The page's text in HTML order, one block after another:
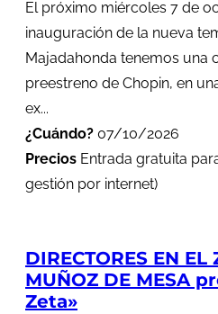
El próximo miércoles 7 de
inauguración de la nueva
Majadahonda tenemos una
preestreno de Chopin, en
ex...
¿Cuándo? 07/10/2026
Precios Entrada gratuita
gestión por internet)
DIRECTORES EN EL
MUÑOZ DE MESA
Zeta»